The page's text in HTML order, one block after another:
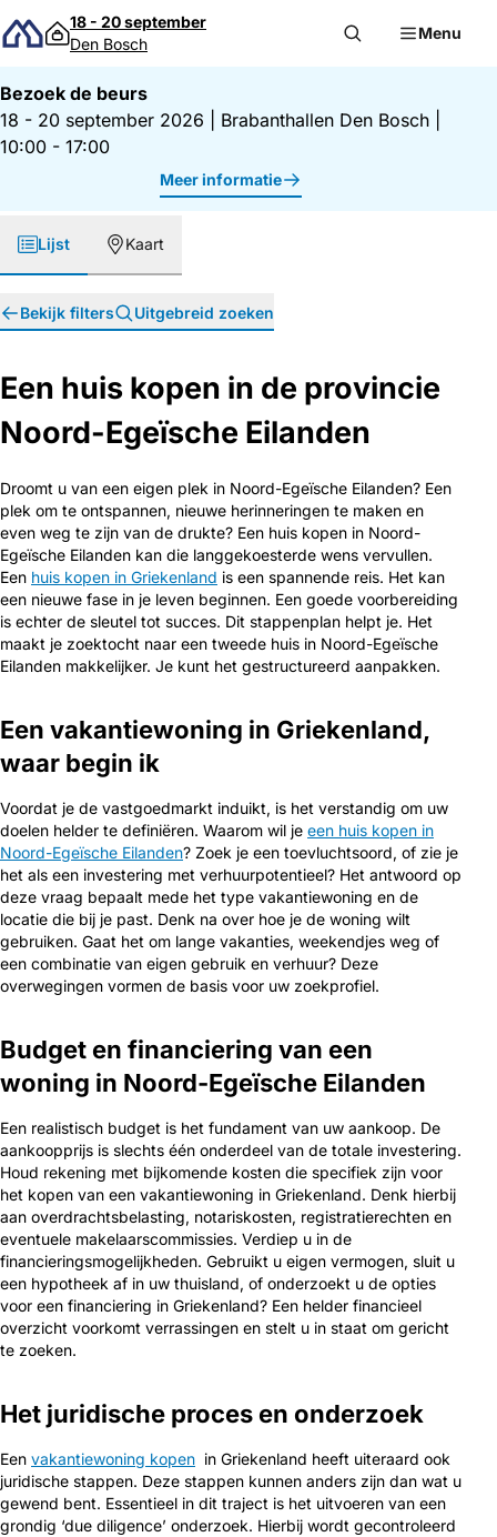
Direct naar inhoud
18 - 20 september
Den Bosch
Menu
Bezoek de beurs
18 - 20 september 2026
Brabanthallen Den Bosch
10:00 - 17:00
Meer informatie
Lijst Kaart
Bekijk filters Uitgebreid zoeken
Een huis kopen in de provincie
Noord-Egeïsche Eilanden
Droomt u van een eigen plek in Noord-Egeïsche Eilanden? Een
plek om te ontspannen, nieuwe herinneringen te maken en
even weg te zijn van de drukte? Een huis kopen in Noord-
Egeïsche Eilanden kan die langgekoesterde wens vervullen.
Een huis kopen in Griekenland is een spannende reis. Het kan
een nieuwe fase in je leven beginnen. Een goede voorbereiding
is echter de sleutel tot succes. Dit stappenplan helpt je. Het
maakt je zoektocht naar een tweede huis in Noord-Egeïsche
Eilanden makkelijker. Je kunt het gestructureerd aanpakken.
Een vakantiewoning in Griekenland,
waar begin ik
Voordat je de vastgoedmarkt induikt, is het verstandig om uw
doelen helder te definiëren. Waarom wil je een huis kopen in
Noord-Egeïsche Eilanden? Zoek je een toevluchtsoord, of zie je
het als een investering met verhuurpotentieel? Het antwoord op
deze vraag bepaalt mede het type vakantiewoning en de
locatie die bij je past. Denk na over hoe je de woning wilt
gebruiken. Gaat het om lange vakanties, weekendjes weg of
een combinatie van eigen gebruik en verhuur? Deze
overwegingen vormen de basis voor uw zoekprofiel.
Budget en financiering van een
woning in Noord-Egeïsche Eilanden
Een realistisch budget is het fundament van uw aankoop. De
aankoopprijs is slechts één onderdeel van de totale investering.
Houd rekening met bijkomende kosten die specifiek zijn voor
het kopen van een vakantiewoning in Griekenland. Denk hierbij
aan overdrachtsbelasting, notariskosten, registratierechten en
eventuele makelaarscommissies. Verdiep u in de
financieringsmogelijkheden. Gebruikt u eigen vermogen, sluit u
een hypotheek af in uw thuisland, of onderzoekt u de opties
voor een financiering in Griekenland? Een helder financieel
overzicht voorkomt verrassingen en stelt u in staat om gericht
te zoeken.
Het juridische proces en onderzoek
Een vakantiewoning kopen in Griekenland heeft uiteraard ook
juridische stappen. Deze stappen kunnen anders zijn dan wat u
gewend bent. Essentieel in dit traject is het uitvoeren van een
grondig ‘due diligence’ onderzoek. Hierbij wordt gecontroleerd